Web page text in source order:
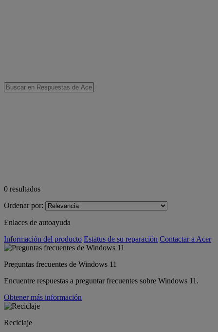
0 resultados
Ordenar por:
Enlaces de autoayuda
Información del producto Estatus de su reparación Contactar a Acer
Preguntas frecuentes de Windows 11
Encuentre respuestas a preguntar frecuentes sobre Windows 11.
Obtener más información
Reciclaje